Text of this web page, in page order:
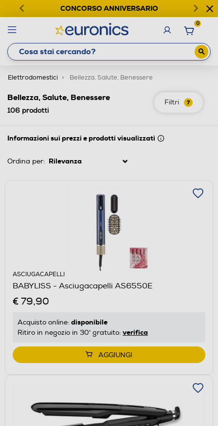
CONCORSO ANNIVERSARIO
0
Elettrodomestici Bellezza, Salute, Benessere
Filtri 7
Bellezza, Salute, Benessere
106 prodotti
Informazioni sui prezzi e prodotti visualizzati
Ordina per:
ASCIUGACAPELLI
BABYLISS - Asciugacapelli AS6550E
€ 79,90
Acquisto online: disponibile
Ritiro in negozio in 30' gratuito: verifica
AGGIUNGI